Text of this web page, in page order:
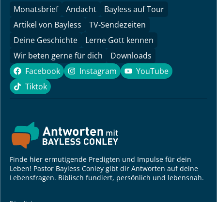
Monatsbrief Andacht
Bayless auf Tour
Artikel von Bayless
TV-Sendezeiten
Deine Geschichte
Lerne Gott kennen
Wir beten gerne für dich
Downloads
Facebook
Facebook Instagram
Instagram YouTube
YouTube
Tiktok
Tiktok
Finde hier ermutigende Predigten und Impulse für dein
Leben! Pastor Bayless Conley gibt dir Antworten auf deine
Lebensfragen. Biblisch fundiert, persönlich und lebensnah.